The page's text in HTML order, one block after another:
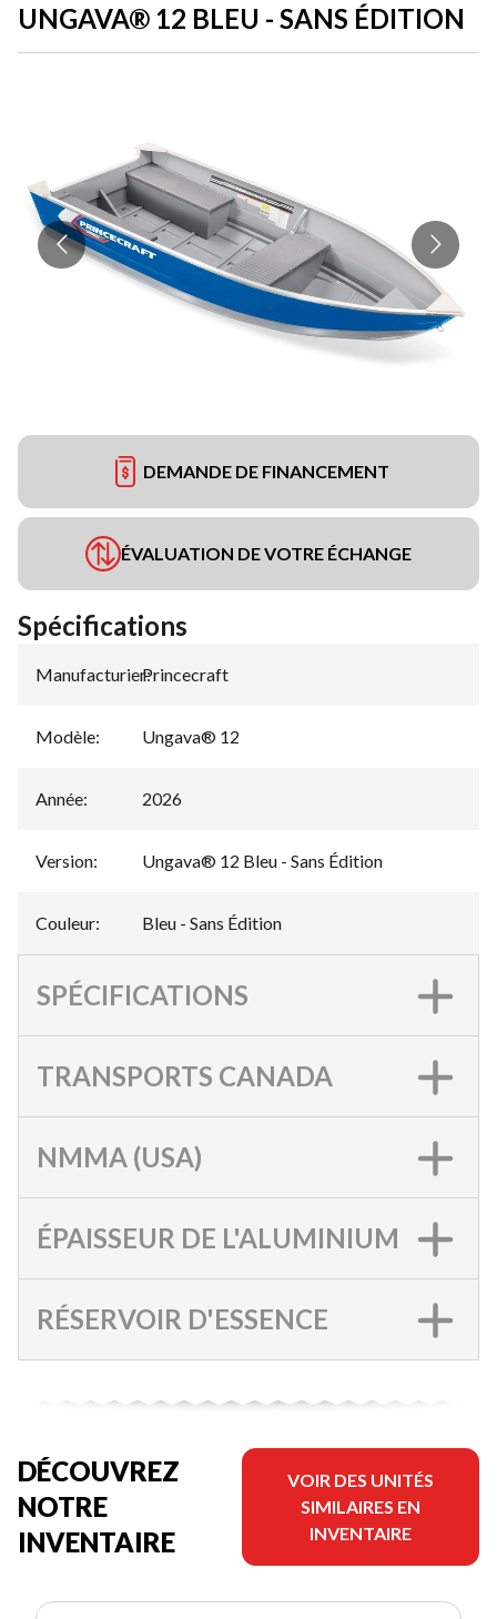
UNGAVA® 12 BLEU - SANS ÉDITION
DEMANDE DE FINANCEMENT
ÉVALUATION DE VOTRE ÉCHANGE
Spécifications
Manufacturier:
Princecraft
Modèle: Ungava® 12
Année: 2026
Version: Ungava® 12 Bleu - Sans Édition
Couleur: Bleu - Sans Édition
SPÉCIFICATIONS
TRANSPORTS CANADA
NMMA (USA)
ÉPAISSEUR DE L'ALUMINIUM
RÉSERVOIR D'ESSENCE
DÉCOUVREZ
NOTRE
INVENTAIRE
VOIR DES UNITÉS
SIMILAIRES EN
INVENTAIRE